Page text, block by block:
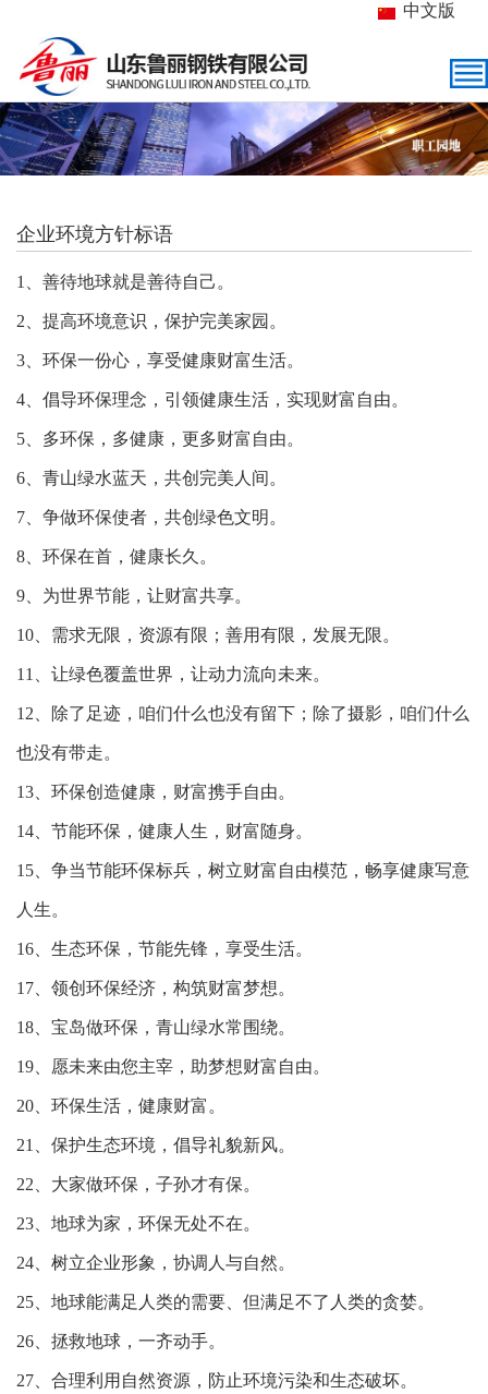
中文版
企业环境方针标语
1、善待地球就是善待自己。
2、提高环境意识，保护完美家园。
3、环保一份心，享受健康财富生活。
4、倡导环保理念，引领健康生活，实现财富自由。
5、多环保，多健康，更多财富自由。
6、青山绿水蓝天，共创完美人间。
7、争做环保使者，共创绿色文明。
8、环保在首，健康长久。
9、为世界节能，让财富共享。
10、需求无限，资源有限；善用有限，发展无限。
11、让绿色覆盖世界，让动力流向未来。
12、除了足迹，咱们什么也没有留下；除了摄影，咱们什么
也没有带走。
13、环保创造健康，财富携手自由。
14、节能环保，健康人生，财富随身。
15、争当节能环保标兵，树立财富自由模范，畅享健康写意
人生。
16、生态环保，节能先锋，享受生活。
17、领创环保经济，构筑财富梦想。
18、宝岛做环保，青山绿水常围绕。
19、愿未来由您主宰，助梦想财富自由。
20、环保生活，健康财富。
21、保护生态环境，倡导礼貌新风。
22、大家做环保，子孙才有保。
23、地球为家，环保无处不在。
24、树立企业形象，协调人与自然。
25、地球能满足人类的需要、但满足不了人类的贪婪。
26、拯救地球，一齐动手。
27、合理利用自然资源，防止环境污染和生态破坏。